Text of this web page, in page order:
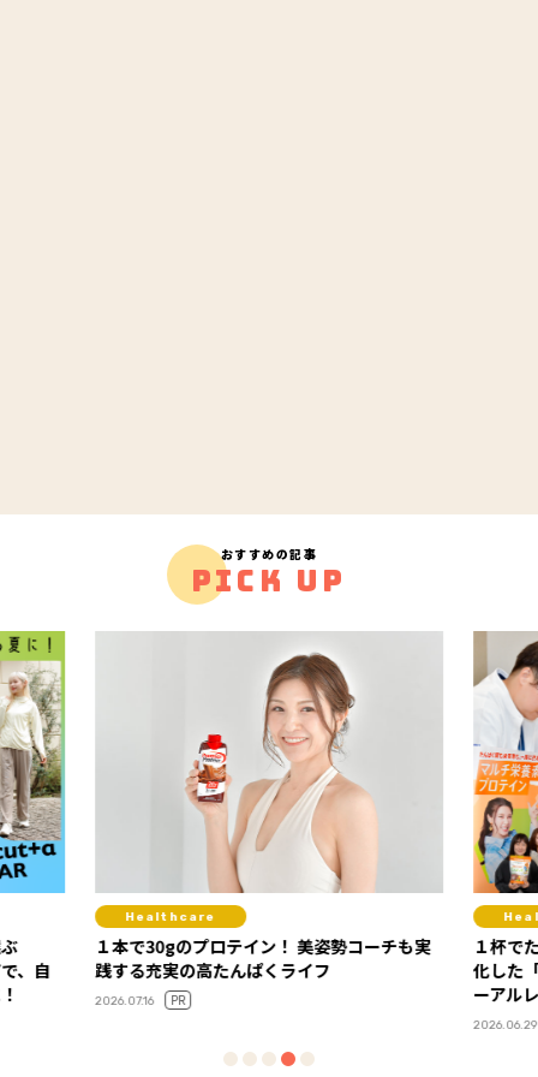
おすすめの記事
PICK UP
美姿勢コーチも実
イフ
Healthcare
１杯でたんぱく質も栄養素も！ 読者の声で進
化した「ディアナチュラアクティブ」リニュ